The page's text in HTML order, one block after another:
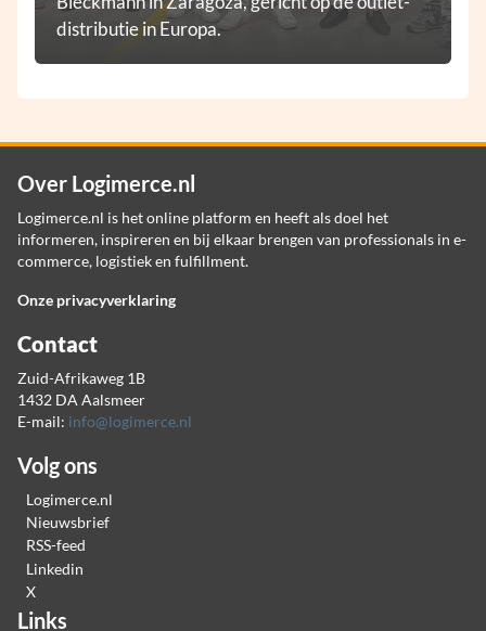
distributie in Europa.
Over Logimerce.nl
Logimerce.nl is het online platform en heeft als doel het
informeren, inspireren en bij elkaar brengen van professionals in e-
commerce, logistiek en fulfillment.
Onze privacyverklaring
Contact
Zuid-Afrikaweg 1B
1432 DA Aalsmeer
E-mail: info@logimerce.nl
Volg ons
Logimerce.nl
Nieuwsbrief
RSS-feed
Linkedin
X
Links